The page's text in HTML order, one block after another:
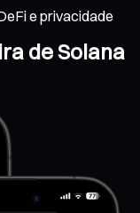
e privacidade
de Solana